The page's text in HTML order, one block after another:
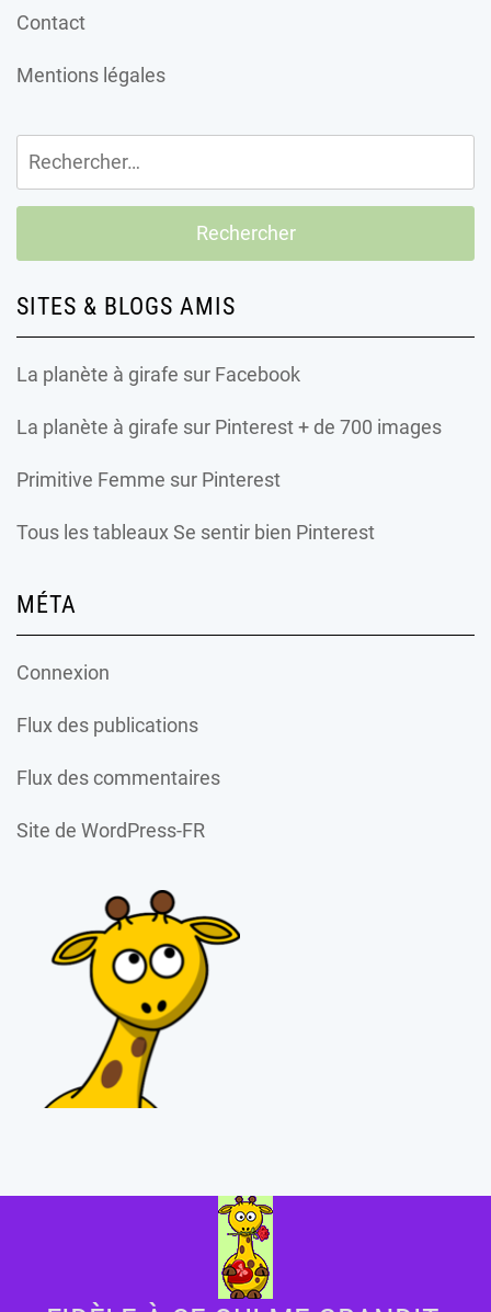
Contact
Mentions légales
Rechercher :
SITES & BLOGS AMIS
La planète à girafe sur Facebook
La planète à girafe sur Pinterest + de 700 images
Primitive Femme sur Pinterest
Tous les tableaux Se sentir bien Pinterest
MÉTA
Connexion
Flux des publications
Flux des commentaires
Site de WordPress-FR